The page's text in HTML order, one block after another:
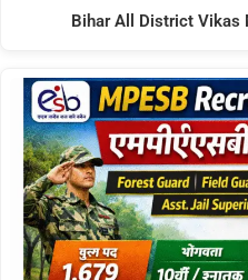
Bihar All District